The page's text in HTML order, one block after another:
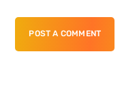
POST A COMMENT